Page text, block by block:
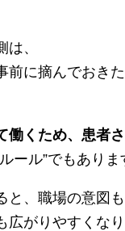
、
前に摘んでおきた
働くため、患者
ール”でもありま
と、職場の意図
広がりやすくなり